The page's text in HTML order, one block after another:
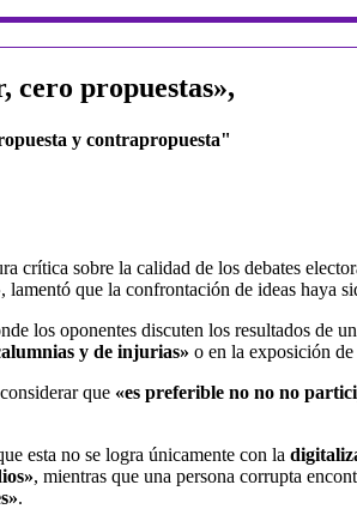
cero propuestas»,
y contrapropuesta"
crítica sobre la calidad de los debates
, lamentó que la confrontación de ideas haya
los oponentes discuten los resultados de
y de injurias» o en la exposición de
que «es preferible no no no
esta no se logra únicamente con la
, mientras que una persona corrupta
.